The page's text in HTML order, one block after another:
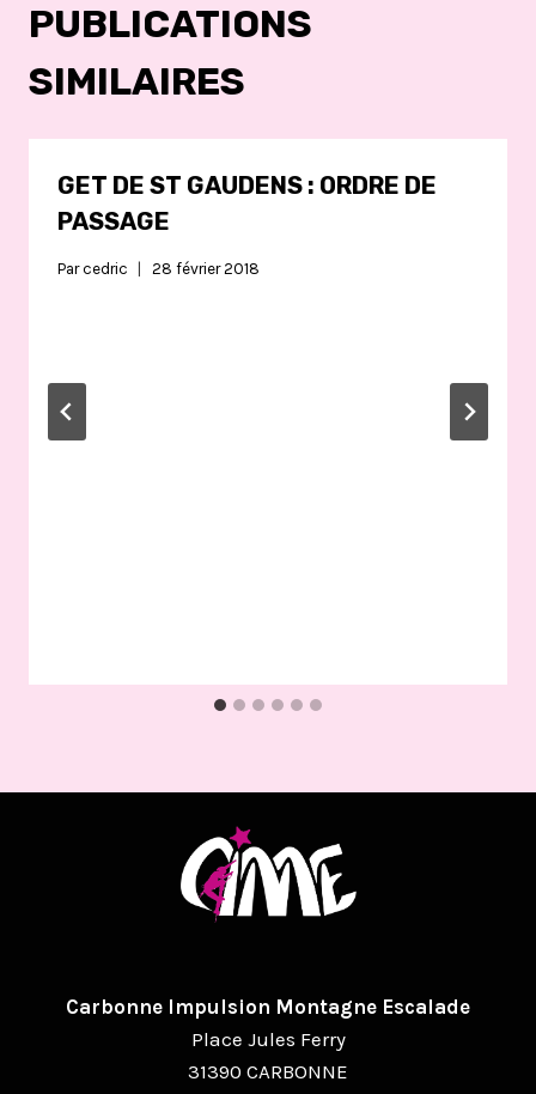
PUBLICATIONS
SIMILAIRES
GET DE ST GAUDENS : ORDRE DE
PASSAGE
Par cedric 28 février 2018
Carbonne Impulsion Montagne Escalade
Place Jules Ferry
31390 CARBONNE